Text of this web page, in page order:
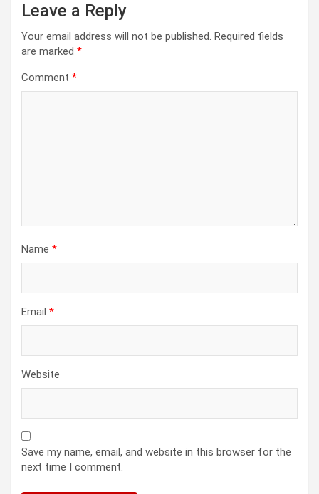
Leave a Reply
Your email address will not be published. Required fields
are marked *
Comment *
Name *
Email *
Website
Save my name, email, and website in this browser for the
next time I comment.